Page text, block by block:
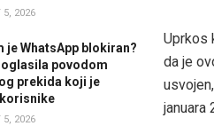
5, 2026
je WhatsApp blokiran?
oglasila povodom
prekida koji je
5, 2026
Uprkos
da je
januara